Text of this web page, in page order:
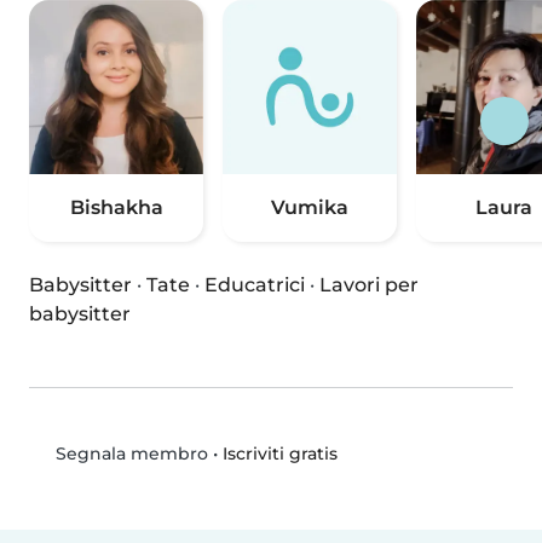
Bishakha Vumika Laura
Babysitter · Tate · Educatrici · Lavori per
babysitter
Segnala membro• Iscriviti gratis